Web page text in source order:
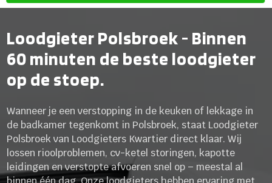
Loodgieter Polsbroek - Binnen
60 minuten de beste loodgieter
op de stoep.
Wanneer je een verstopping in de keuken of lekkage in
de badkamer tegenkomt in Polsbroek, staat Loodgieter
Polsbroek van Loodgieters Kwartier direct klaar. Wij
lossen rioolproblemen, cv-ketel storingen, kapotte
leidingen en verstopte afvoeren snel op – meestal al